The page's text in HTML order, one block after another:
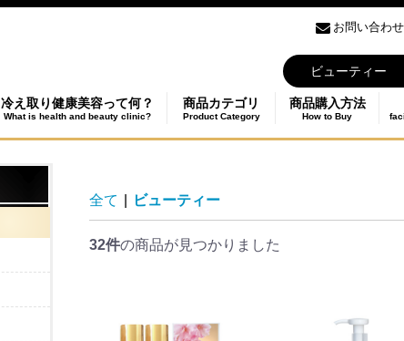
お問い合わせ
冷え取り健康美容って何？
What is health and beauty clinic?
商品カテゴリ
Product Category
商品購入方法
How to Buy
全て ビューティー
32件の商品が見つかりました